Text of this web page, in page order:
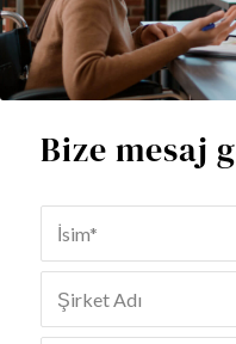
Bize mesaj